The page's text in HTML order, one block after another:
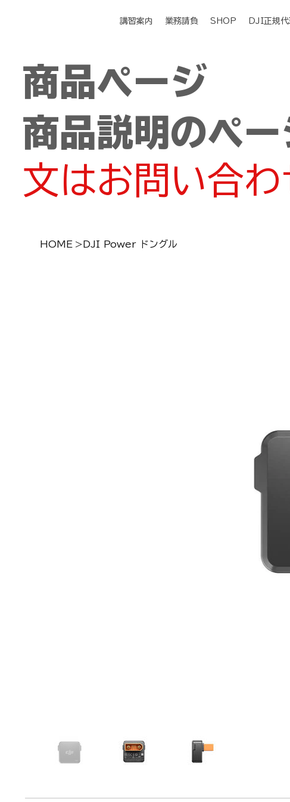
講習案内 業務請負 SHOP DJI正規
商品ページ
商品説明のペー
文はお問い合わ
HOME > DJI Power ドングル